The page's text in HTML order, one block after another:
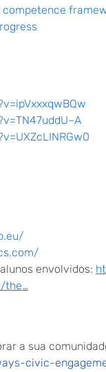
competence
envolvidos:
the…
a sua
civic-